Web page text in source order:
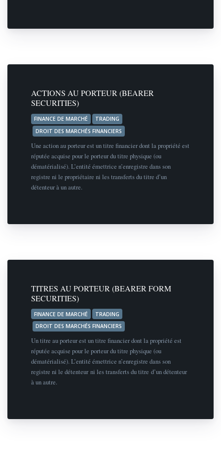
ACTIONS AU PORTEUR (BEARER
SECURITIES)
FINANCE DE MARCHÉ
TRADING
DROIT DES MARCHÉS FINANCIERS
Une action au porteur est un titre financier dont la propriété est
réputée acquise pour le porteur du titre physique (ou
dématérialisé). L’entité émettrice n’enregistre dans son
registre ni le propriétaire ni les transferts du titre d’un
détenteur à un autre.
TITRES AU PORTEUR (BEARER FORM
SECURITIES)
FINANCE DE MARCHÉ
TRADING
DROIT DES MARCHÉS FINANCIERS
Un titre au porteur est un titre financier dont la propriété est
réputée acquise pour le porteur du titre physique (ou
dématérialisé). L’entité émettrice n’enregistre dans son
registre ni le détenteur ni les transferts du titre d’un détenteur
à un autre.